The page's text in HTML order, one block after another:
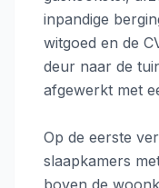
inpandige
witgoed en de
deur naar de
afgewerkt met
Op de eerste
slaapkamers
boven de